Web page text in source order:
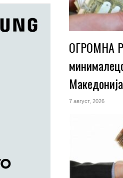
ОГРОМНА
7 август, 2026